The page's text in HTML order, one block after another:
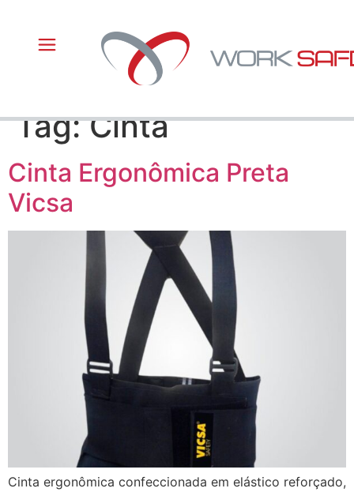
Tag:Cinta
Cinta Ergonômica Preta
Vicsa
Cinta ergonômica confeccionada em elástico reforçado,